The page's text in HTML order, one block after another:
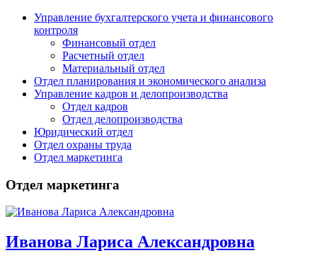
Управление бухгалтерского учета и финансового
контроля
Финансовый отдел
Расчетный отдел
Материальный отдел
Отдел планирования и экономического анализа
Управление кадров и делопроизводства
Отдел кадров
Отдел делопроизводства
Юридический отдел
Отдел охраны труда
Отдел маркетинга
Отдел маркетинга
Иванова Лариса Александровна